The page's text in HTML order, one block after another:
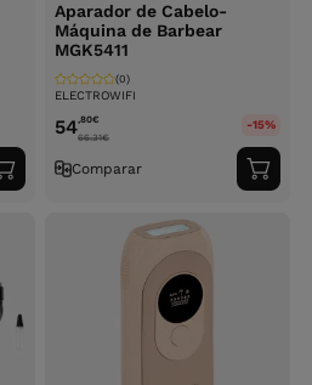
Adicionar
ao
Aparador de Cabelo-
Máquina de Barbear
MGK5411
ELECTROWIFI
(0)
54,80€
66.31€
-15%
Comparar
ao